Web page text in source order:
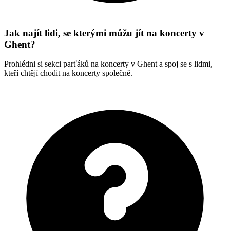
Jak najít lidi, se kterými můžu jít na koncerty v
Ghent?
Prohlédni si sekci parťáků na koncerty v Ghent a spoj se s lidmi,
kteří chtějí chodit na koncerty společně.